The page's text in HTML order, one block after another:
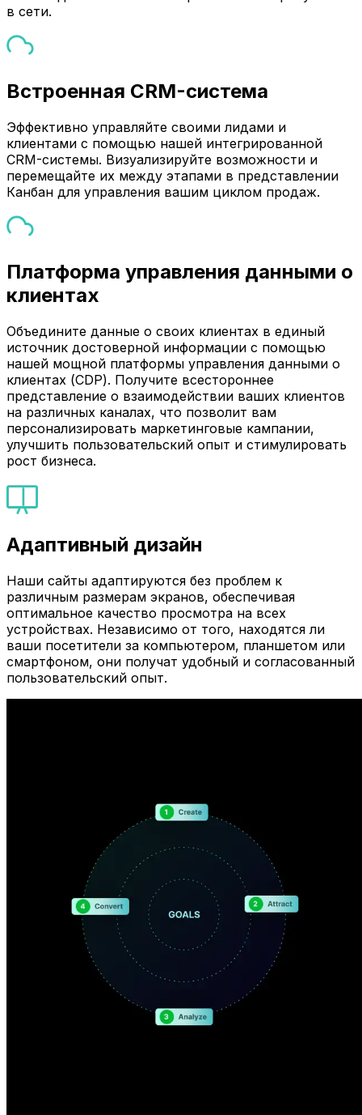
в сети.
Встроенная CRM-система
Эффективно управляйте своими лидами и
клиентами с помощью нашей интегрированной
CRM-системы. Визуализируйте возможности и
перемещайте их между этапами в представлении
Канбан для управления вашим циклом продаж.
Платформа управления данными о
клиентах
Объедините данные о своих клиентах в единый
источник достоверной информации с помощью
нашей мощной платформы управления данными о
клиентах (CDP). Получите всестороннее
представление о взаимодействии ваших клиентов
на различных каналах, что позволит вам
персонализировать маркетинговые кампании,
улучшить пользовательский опыт и стимулировать
рост бизнеса.
Адаптивный дизайн
Наши сайты адаптируются без проблем к
различным размерам экранов, обеспечивая
оптимальное качество просмотра на всех
устройствах. Независимо от того, находятся ли
ваши посетители за компьютером, планшетом или
смартфоном, они получат удобный и согласованный
пользовательский опыт.